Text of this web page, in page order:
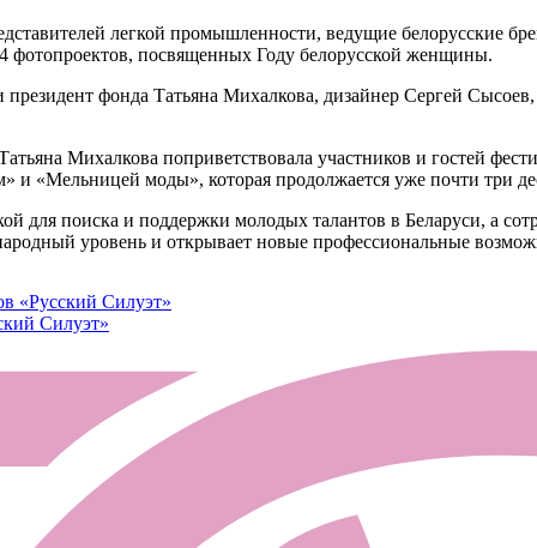
легкой промышленности, ведущие белорусские
фотопроектов, посвященных Году белорусской женщины.
фонда Татьяна Михалкова, дизайнер Сергей
Михалкова поприветствовала участников и гостей
«Мельницей моды», которая продолжается уже почти три
поиска и поддержки молодых талантов в Беларуси, а
уровень и открывает новые профессиональные
«Русский Силуэт»
Силуэт»